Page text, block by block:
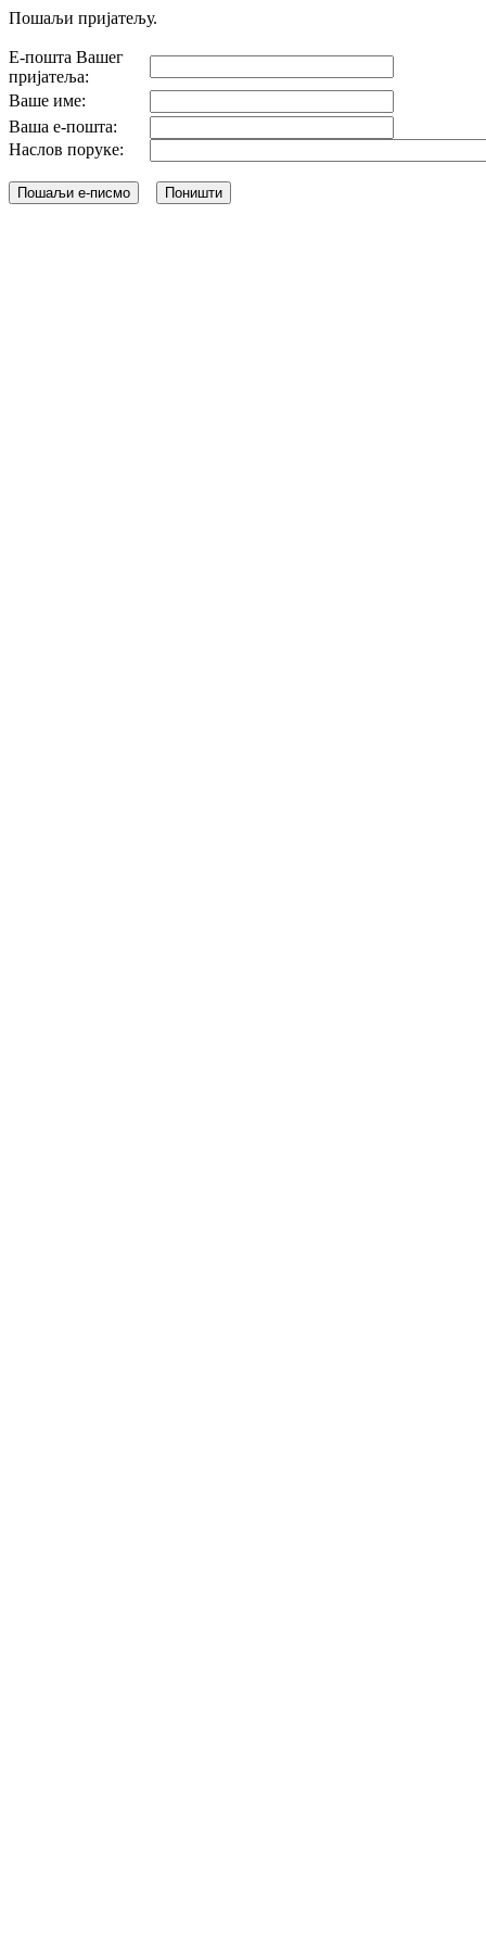
Пошаљи пријатељу.
Е-пошта Вашег
пријатеља:
Ваше име:
Ваша е-пошта:
Наслов поруке: